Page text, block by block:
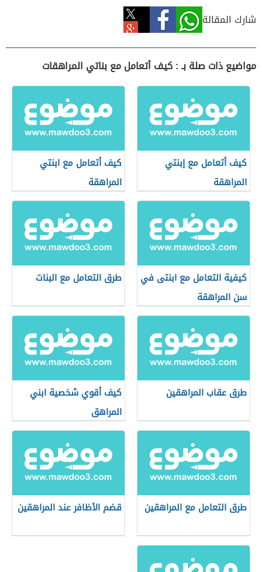
شارك المقالة
مواضيع ذات صلة بـ : كيف أتعامل مع بناتي المراهقات
كيف أتعامل مع إبنتي
المراهقة
كيف أتعامل مع ابنتي
المراهقة
كيفية التعامل مع ابنتى في
سن المراهقة
طرق التعامل مع البنات
طرق عقاب المراهقين
كيف أقوي شخصية ابني
المراهق
طرق التعامل مع المراهقين قضم الأظافر عند المراهقين